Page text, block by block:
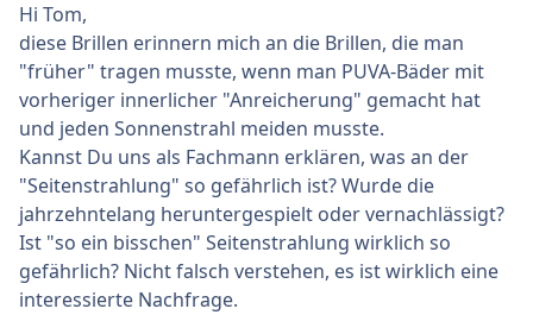
Hi Tom,
diese Brillen erinnern mich an die Brillen, die man
"früher" tragen musste, wenn man PUVA-Bäder mit
vorheriger innerlicher "Anreicherung" gemacht hat
und jeden Sonnenstrahl meiden musste.
Kannst Du uns als Fachmann erklären, was an der
"Seitenstrahlung" so gefährlich ist? Wurde die
jahrzehntelang heruntergespielt oder vernachlässigt?
Ist "so ein bisschen" Seitenstrahlung wirklich so
gefährlich? Nicht falsch verstehen, es ist wirklich eine
interessierte Nachfrage.